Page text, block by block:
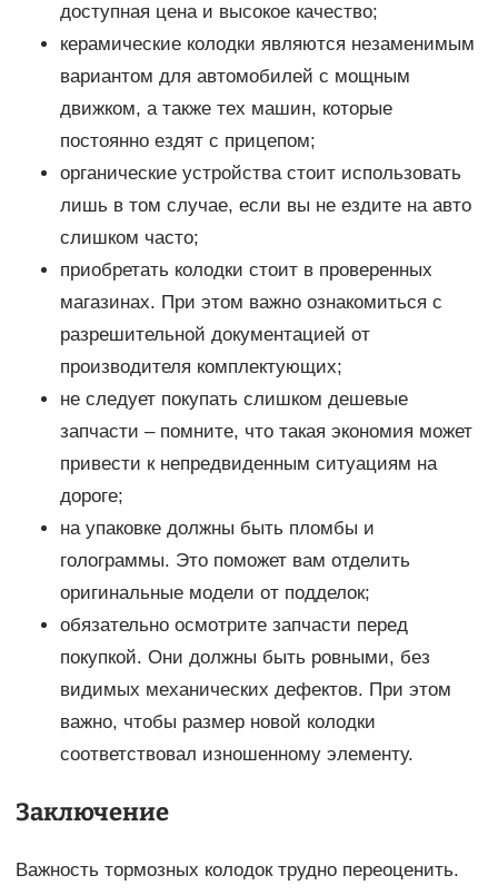
доступная цена и высокое качество;
керамические колодки являются незаменимым
вариантом для автомобилей с мощным
движком, а также тех машин, которые
постоянно ездят с прицепом;
органические устройства стоит использовать
лишь в том случае, если вы не ездите на авто
слишком часто;
приобретать колодки стоит в проверенных
магазинах. При этом важно ознакомиться с
разрешительной документацией от
производителя комплектующих;
не следует покупать слишком дешевые
запчасти – помните, что такая экономия может
привести к непредвиденным ситуациям на
дороге;
на упаковке должны быть пломбы и
голограммы. Это поможет вам отделить
оригинальные модели от подделок;
обязательно осмотрите запчасти перед
покупкой. Они должны быть ровными, без
видимых механических дефектов. При этом
важно, чтобы размер новой колодки
соответствовал изношенному элементу.
Заключение
Важность тормозных колодок трудно переоценить.